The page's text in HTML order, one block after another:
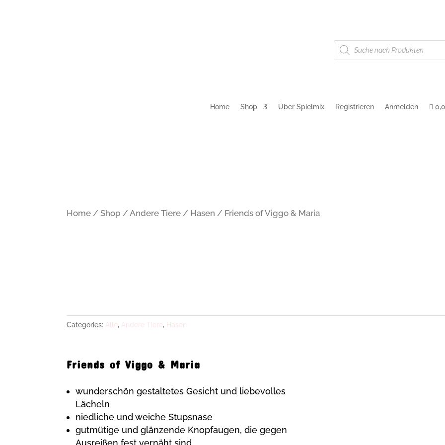
Products
search
Home Shop Über Spielmix Registrieren Anmelden
Home /Shop /Andere Tiere / Hasen / Friends of Viggo & Maria
Categories: Alle , Andere Tiere , Hasen
Friends of Viggo & Maria
wunderschön gestaltetes Gesicht und liebevolles
Lächeln
niedliche und weiche Stupsnase
gutmütige und glänzende Knopfaugen, die gegen
Ausreißen fest vernäht sind